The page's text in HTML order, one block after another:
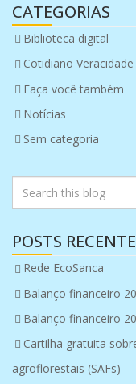
CATEGORIAS
Biblioteca digital
Cotidiano Veracidade
Faça você também
Notícias
Sem categoria
POSTS
Rede EcoSanca
Balanço financeiro
Balanço financeiro
Cartilha gratuita
agroflorestais (SAFs)